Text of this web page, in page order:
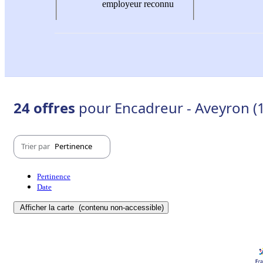
employeur reconnu
24 offres pour Encadreur - Aveyron
Trier par Pertinence
Pertinence
Date
Afficher la carte (contenu non-accessible)